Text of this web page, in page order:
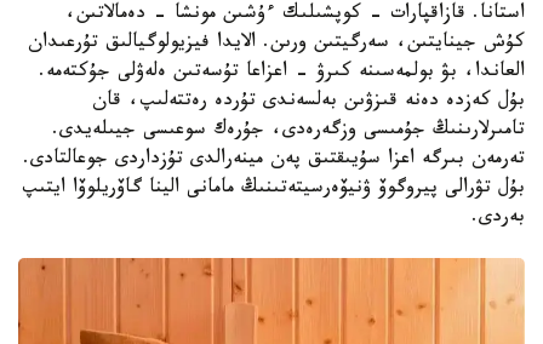
استانا. قازاقپارات - كوپشىلىك ءۇشىن مونشا - دەمالاتىن،
كۇش جينايتىن، سەرگيتىن ورىن. الايدا فيزيولوگيالىق تۇرعىدان
العاندا، بۋ بولمەسىنە كىرۋ - اعزاعا تۇسەتىن ەلەۋلى جۇكتەمە.
بۇل كەزدە دەنە قىزۋىن بەلسەندى تۇردە رەتتەلىپ، قان
تامىرلارىنىڭ جۇمىسى وزگەرەدى، جۇرەك سوعىسى جيىلەيدى.
تەرمەن بىرگە اعزا سۇيىقتىق پەن مينەرالدى تۇزداردى جوعالتادى.
بۇل تۋرالى پيروگوۆ ۋنيۆەرسيتەتىنىڭ مامانى الينا گاۆريلوۆا ايتىپ
بەردى.